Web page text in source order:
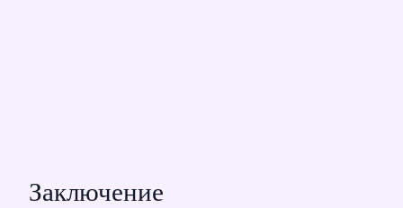
Заключение